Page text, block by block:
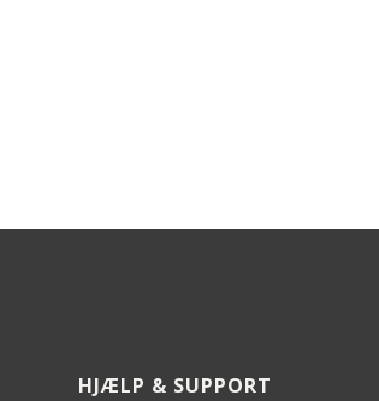
HJÆLP & SUPPORT